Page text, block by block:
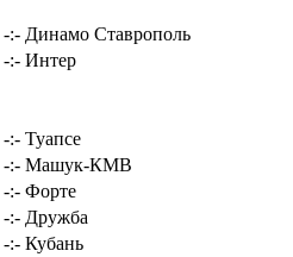
-:- Динамо Ставрополь
-:- Интер
-:- Туапсе
-:- Машук-КМВ
-:- Форте
-:- Дружба
-:- Кубань